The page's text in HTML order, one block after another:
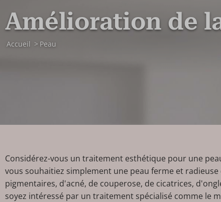
Amélioration de
Accueil Peau
Considérez-vous un traitement esthétique pour une
vous souhaitiez simplement une peau ferme et
pigmentaires, d'acné, de couperose, de cicatrices,
soyez intéressé par un traitement spécialisé comme le